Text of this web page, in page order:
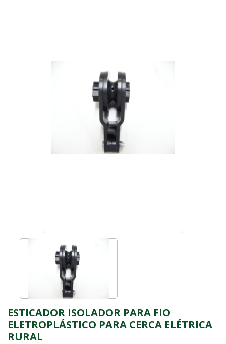
ESTICADOR ISOLADOR PARA FIO
ELETROPLÁSTICO PARA CERCA ELÉTRICA
RURAL